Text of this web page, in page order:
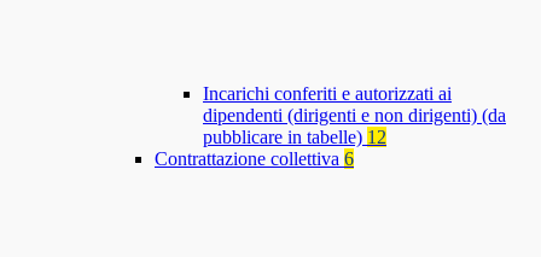
Incarichi conferiti e autorizzati ai
dipendenti (dirigenti e non dirigenti) (da
pubblicare in tabelle) 12
Contrattazione collettiva 6